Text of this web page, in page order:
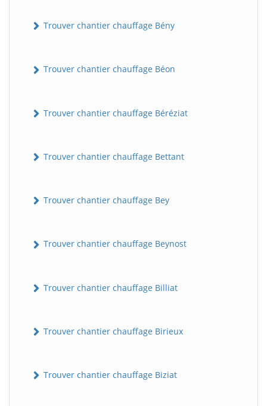
Trouver chantier chauffage Bény
Trouver chantier chauffage Béon
Trouver chantier chauffage Béréziat
Trouver chantier chauffage Bettant
Trouver chantier chauffage Bey
Trouver chantier chauffage Beynost
Trouver chantier chauffage Billiat
Trouver chantier chauffage Birieux
Trouver chantier chauffage Biziat